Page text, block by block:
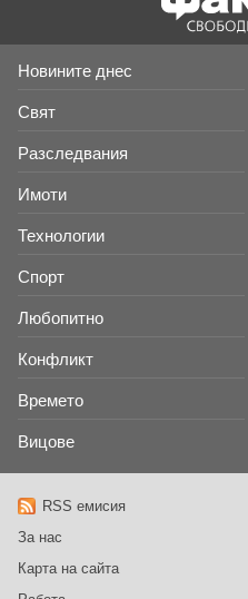
Новините днес
Свят
Разследвания
Имоти
Технологии
Спорт
Любопитно
Конфликт
Времето
Вицове
RSS емисия
За нас
Карта на сайта